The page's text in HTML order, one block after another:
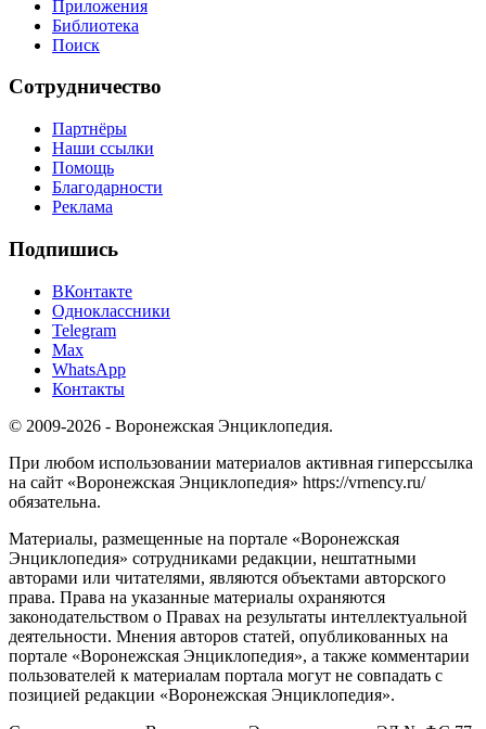
Приложения
Библиотека
Поиск
Сотрудничество
Партнёры
Наши ссылки
Помощь
Благодарности
Реклама
Подпишись
ВКонтакте
Одноклассники
Telegram
Max
WhatsApp
Контакты
© 2009-2026 - Воронежская Энциклопедия.
При любом использовании материалов активная гиперссылка
на сайт «Воронежская Энциклопедия» https://vrnency.ru/
обязательна.
Материалы, размещенные на портале «Воронежская
Энциклопедия» сотрудниками редакции, нештатными
авторами или читателями, являются объектами авторского
права. Права на указанные материалы охраняются
законодательством о Правах на результаты интеллектуальной
деятельности. Мнения авторов статей, опубликованных на
портале «Воронежская Энциклопедия», а также комментарии
пользователей к материалам портала могут не совпадать с
позицией редакции «Воронежская Энциклопедия».